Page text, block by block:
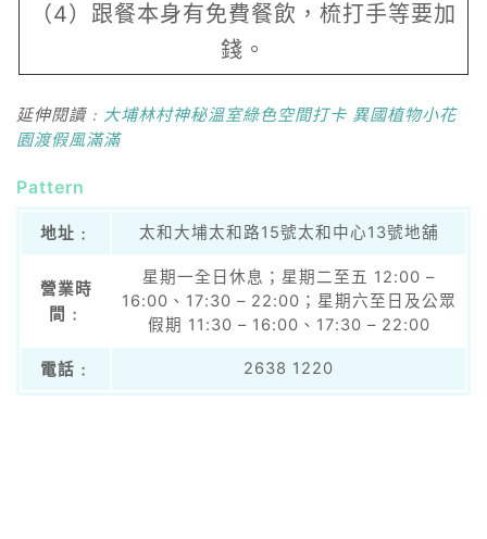
（4）跟餐本身有免費餐飲，梳打手等要加
錢。
延伸閱讀﹕ 大埔林村神秘溫室綠色空間打卡 異國植物小花
園渡假風滿滿
Pattern
地址﹕ 太和大埔太和路15號太和中心13號地舖
營業時
間﹕
星期一全日休息；星期二至五 12:00 –
16:00、17:30 – 22:00；星期六至日及公眾
假期 11:30 – 16:00、17:30 – 22:00
電話﹕ 2638 1220